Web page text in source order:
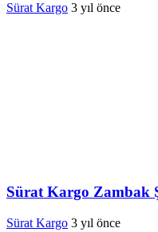
Sürat Kargo 3 yıl önce
Sürat Kargo Zambak
Sürat Kargo 3 yıl önce